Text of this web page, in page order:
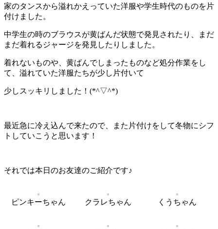
家のタンスから溢れかえっていた洋服や学生時代のものを片
付けました。
中学生の時のブラウスが黄ばんだ状態で発見されたり、まだ
まだ着れるジャージを発見したりしました。
着れないものや、黄ばんでしまったものなど処分作業をし
て、溢れていた洋服たちが少し片付いて
少しスッキリしました！(*^▽^*)
最近急に冷え込んで来たので、また片付けをして冬物にシフ
トしていこうと思います！
それでは本日のお友達のご紹介です♪
ピンキーちゃん クラレちゃん くうちゃん